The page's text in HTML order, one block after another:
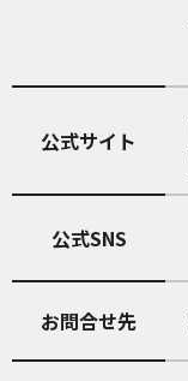
公式サイト
公式SNS
お問合せ先